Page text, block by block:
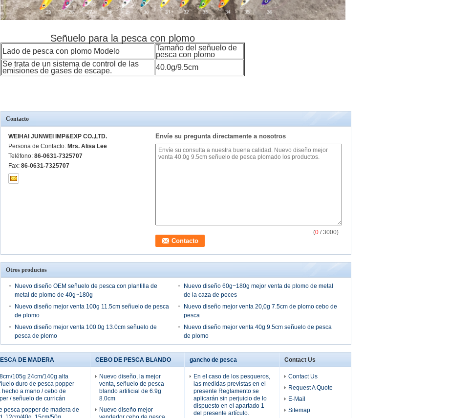
Señuelo para la pesca con plomo
Lado de pesca con plomo Modelo
Tamaño del señuelo de
pesca con plomo
Se trata de un sistema de control de las
emisiones de gases de escape.
40.0g/9.5cm
Contacto
WEIHAI JUNWEI IMP&EXP CO.,LTD.
Persona de Contacto: Mrs. Alisa Lee
Teléfono: 86-0631-7325707
Fax: 86-0631-7325707
Envíe su pregunta directamente a nosotros
(0 / 3000)
Otros productos
Nuevo diseño OEM señuelo de pesca con plantilla de
metal de plomo de 40g~180g
Nuevo diseño 60g~180g mejor venta de plomo de metal
de la caza de peces
Nuevo diseño mejor venta 100g 11.5cm señuelo de pesca
de plomo
Nuevo diseño mejor venta 20,0g 7.5cm de plomo cebo de
pesca
Nuevo diseño mejor venta 100.0g 13.0cm señuelo de
pesca de plomo
Nuevo diseño mejor venta 40g 9.5cm señuelo de pesca
de plomo
DE MADERA
105g 24cm/140g alta
duro de pesca popper
hecho a mano / cebo de
/ señuelo de curricán
pesca popper de madera de
CEBO DE PESCA BLANDO
Nuevo diseño, la mejor
venta, señuelo de pesca
blando artificial de 6.9g
8.0cm
Nuevo diseño mejor
gancho de pesca
En el caso de los pesqueros,
las medidas previstas en el
presente Reglamento se
aplicarán sin perjuicio de lo
dispuesto en el apartado 1
del presente artículo.
Contact Us
Contact Us
Request A Quote
E-Mail
Sitemap